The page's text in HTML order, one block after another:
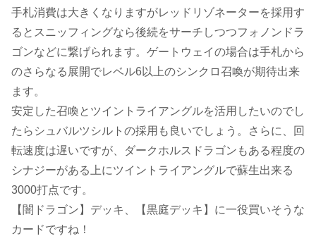
手札消費は大きくなりますがレッドリゾネーターを採用す
るとスニッフィングなら後続をサーチしつつフォノンドラ
ゴンなどに繋げられます。ゲートウェイの場合は手札から
のさらなる展開でレベル6以上のシンクロ召喚が期待出来
ます。
安定した召喚とツイントライアングルを活用したいのでし
たらシュバルツシルトの採用も良いでしょう。さらに、回
転速度は遅いですが、ダークホルスドラゴンもある程度の
シナジーがある上にツイントライアングルで蘇生出来る
3000打点です。
【闇ドラゴン】デッキ、【黒庭デッキ】に一役買いそうな
カードですね！